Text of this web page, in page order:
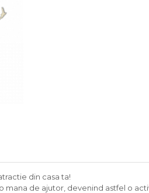
din casa ta!
de ajutor, devenind astfel o